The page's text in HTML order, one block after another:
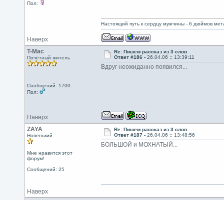
Пол:
Наверх
Настоящий путь к сердцу мужчины - 6 дюймов
T-Mac
Почётный житель
Сообщений: 1700
Пол:
Re: Пишем рассказ из 3 слов
Ответ #186 - 26.04.06 :: 13:39:11
Вдруг неожиданно появился...
Наверх
ZAYA
Новенький
Мне нравится этот
форум!
Сообщений: 25
Re: Пишем рассказ из 3 слов
Ответ #187 - 26.04.06 :: 13:48:56
БОЛЬШОЙ и МОХНАТЫЙ...
Наверх